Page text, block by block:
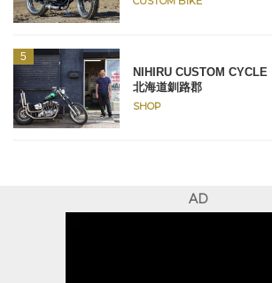
NIHIRU CUSTOM CYCLE
北海道釧路郡
SHOP
AD